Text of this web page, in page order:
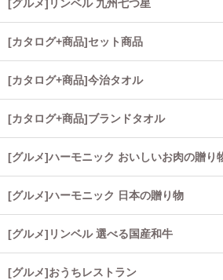
[グルメ]リンベル 九州七つ星
[カタログ+商品]セット商品
[カタログ+商品]今治タオル
[カタログ+商品]ブランドタオル
[グルメ]ハーモニック おいしいお肉の贈り
[グルメ]ハーモニック 日本の贈り物
[グルメ]リンベル 選べる国産和牛
[グルメ]おうちレストラン